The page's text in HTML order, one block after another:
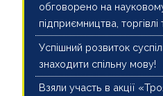
обговорено на
підприємництва, торгівлі
Успішний розвиток
знаходити спільну мову!
Взяли участь в акції